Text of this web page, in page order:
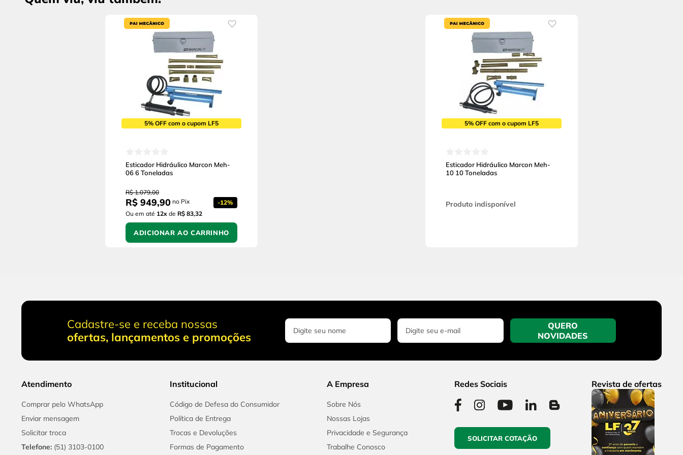
5% OFF com o cupom LF5
Esticador Hidráulico Marcon Meh-
06 6 Toneladas
R$ 1.079,00
R$ 949,90no Pix -12%
Ou em até 12xde R$ 83,32
ADICIONAR AO CARRINHO
5% OFF com o cupom LF5
Esticador Hidráulico Marcon Meh-
10 10 Toneladas
Produto indisponível
Cadastre-se e receba nossas
ofertas, lançamentos e promoções
QUERO
NOVIDADES
Atendimento
Comprar pelo WhatsApp
Enviar mensagem
Solicitar troca
Telefone: (51) 3103-0100
Institucional
Código de Defesa do Consumidor
Política de Entrega
Trocas e Devoluções
Formas de Pagamento
A Empresa
Sobre Nós
Nossas Lojas
Privacidade e Segurança
Trabalhe Conosco
Redes Sociais
SOLICITAR COTAÇÃO
Revista de ofertas